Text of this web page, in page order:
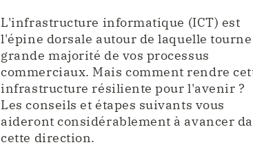
L'infrastructure informatique (ICT) est
l'épine dorsale autour de laquelle
grande majorité de vos processus
commerciaux. Mais comment rendre
infrastructure résiliente pour l'avenir ?
Les conseils et étapes suivants vous
aideront considérablement à avancer
cette direction.